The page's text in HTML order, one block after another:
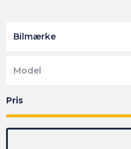
Bilmærke
Model